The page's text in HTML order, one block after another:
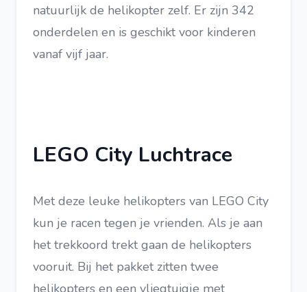
natuurlijk de helikopter zelf. Er zijn 342
onderdelen en is geschikt voor kinderen
vanaf vijf jaar.
LEGO City Luchtrace
Met deze leuke helikopters van LEGO City
kun je racen tegen je vrienden. Als je aan
het trekkoord trekt gaan de helikopters
vooruit. Bij het pakket zitten twee
helikopters en een vliegtuigje met